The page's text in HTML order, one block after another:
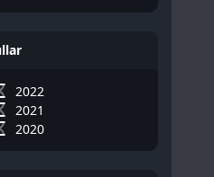
2022
2021
2020